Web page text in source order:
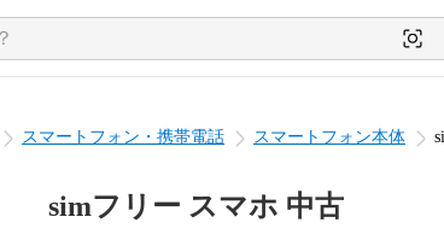
スマートフォン・携帯電話 スマートフォン本体
simフリー スマホ 中古